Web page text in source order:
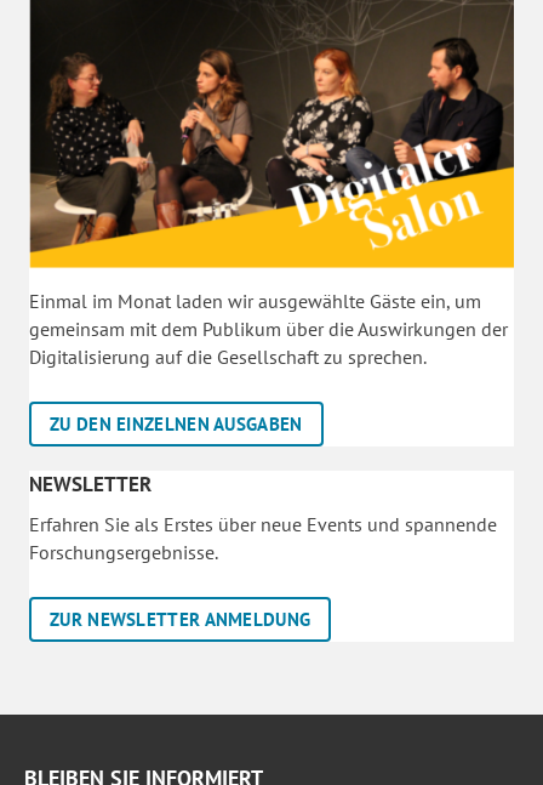
Einmal im Monat laden wir ausgewählte Gäste ein, um
gemeinsam mit dem Publikum über die Auswirkungen der
Digitalisierung auf die Gesellschaft zu sprechen.
ZU DEN EINZELNEN AUSGABEN
NEWSLETTER
Erfahren Sie als Erstes über neue Events und spannende
Forschungsergebnisse.
ZUR NEWSLETTER ANMELDUNG
BLEIBEN SIE INFORMIERT